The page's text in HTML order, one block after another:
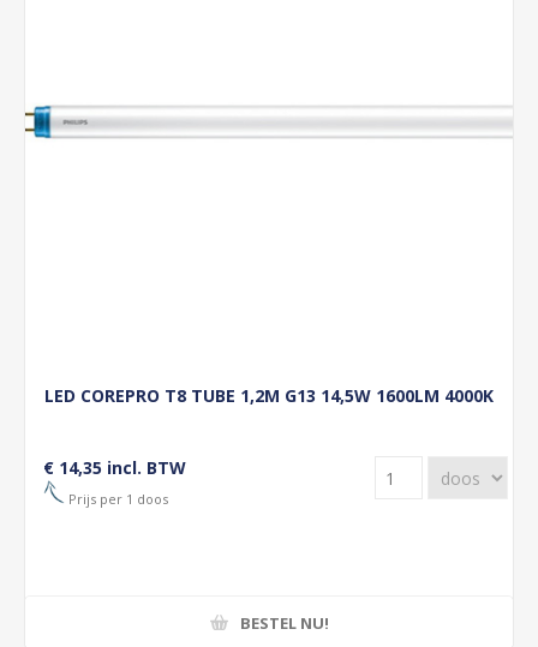
LED COREPRO T8 TUBE 1,2M G13 14,5W 1600LM 4000K
€ 14,35 incl. BTW
Prijs per 1 doos
BESTEL NU!